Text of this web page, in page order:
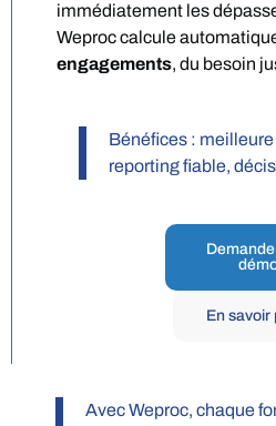
immédiatement les
Weproc calcule
engagements, du besoin
Bénéfices :
reporting fiable,
En savoir
Avec Weproc, chaque